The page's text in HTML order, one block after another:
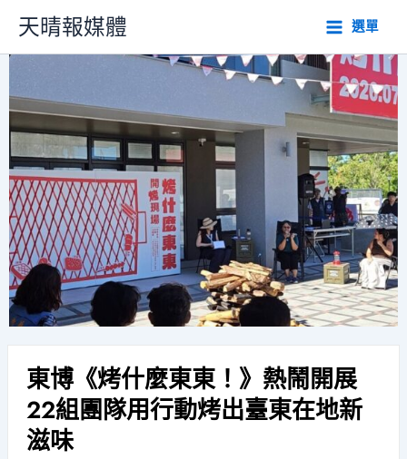
主
內
天晴報媒體 選單
東博《烤什麼東東！》熱鬧開展
22組團隊用行動烤出臺東在地新
滋味